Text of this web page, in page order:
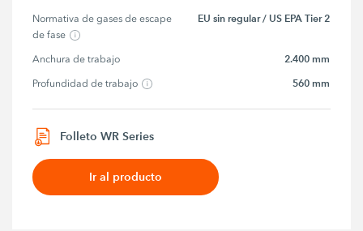
Normativa de gases de escape
de fase
EU sin regular / US EPA Tier 2
Anchura de trabajo 2.400 mm
Profundidad de trabajo 560 mm
Folleto WR Series
Ir al producto